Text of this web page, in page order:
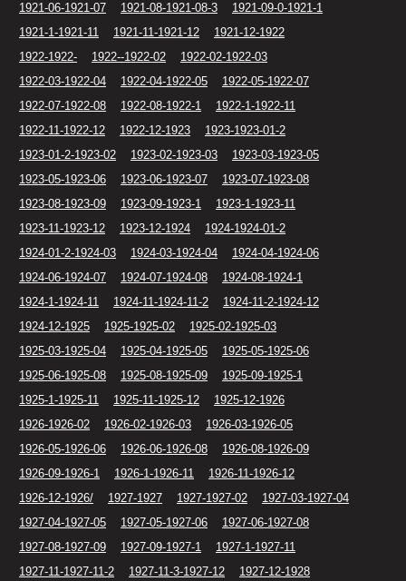
1921-06-1921-07
1921-08-1921-08-3
1921-09-0-1921-1
1921-1-1921-11
1921-11-1921-12
1921-12-1922
1922-1922-
1922--1922-02
1922-02-1922-03
1922-03-1922-04
1922-04-1922-05
1922-05-1922-07
1922-07-1922-08
1922-08-1922-1
1922-1-1922-11
1922-11-1922-12
1922-12-1923
1923-1923-01-2
1923-01-2-1923-02
1923-02-1923-03
1923-03-1923-05
1923-05-1923-06
1923-06-1923-07
1923-07-1923-08
1923-08-1923-09
1923-09-1923-1
1923-1-1923-11
1923-11-1923-12
1923-12-1924
1924-1924-01-2
1924-01-2-1924-03
1924-03-1924-04
1924-04-1924-06
1924-06-1924-07
1924-07-1924-08
1924-08-1924-1
1924-1-1924-11
1924-11-1924-11-2
1924-11-2-1924-12
1924-12-1925
1925-1925-02
1925-02-1925-03
1925-03-1925-04
1925-04-1925-05
1925-05-1925-06
1925-06-1925-08
1925-08-1925-09
1925-09-1925-1
1925-1-1925-11
1925-11-1925-12
1925-12-1926
1926-1926-02
1926-02-1926-03
1926-03-1926-05
1926-05-1926-06
1926-06-1926-08
1926-08-1926-09
1926-09-1926-1
1926-1-1926-11
1926-11-1926-12
1926-12-1926/
1927-1927 1927-1927-02
1927-03-1927-04
1927-04-1927-05
1927-05-1927-06
1927-06-1927-08
1927-08-1927-09
1927-09-1927-1
1927-1-1927-11
1927-11-1927-11-2
1927-11-3-1927-12 1927-12-1928